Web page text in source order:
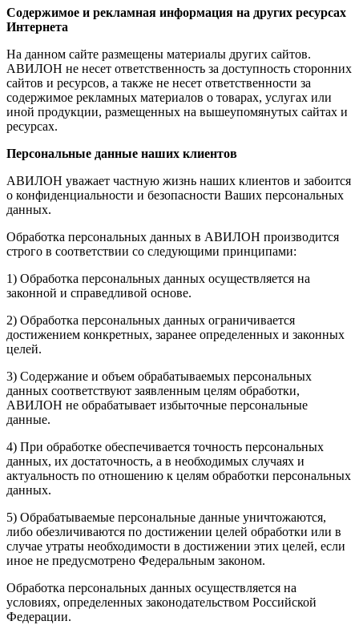
Содержимое и рекламная информация на других ресурсах
Интернета
На данном сайте размещены материалы других сайтов.
АВИЛОН не несет ответственность за доступность сторонних
сайтов и ресурсов, а также не несет ответственности за
содержимое рекламных материалов о товарах, услугах или
иной продукции, размещенных на вышеупомянутых сайтах и
ресурсах.
Персональные данные наших клиентов
АВИЛОН уважает частную жизнь наших клиентов и забоится
о конфиденциальности и безопасности Ваших персональных
данных.
Обработка персональных данных в АВИЛОН производится
строго в соответствии со следующими принципами:
1) Обработка персональных данных осуществляется на
законной и справедливой основе.
2) Обработка персональных данных ограничивается
достижением конкретных, заранее определенных и законных
целей.
3) Содержание и объем обрабатываемых персональных
данных соответствуют заявленным целям обработки,
АВИЛОН не обрабатывает избыточные персональные
данные.
4) При обработке обеспечивается точность персональных
данных, их достаточность, а в необходимых случаях и
актуальность по отношению к целям обработки персональных
данных.
5) Обрабатываемые персональные данные уничтожаются,
либо обезличиваются по достижении целей обработки или в
случае утраты необходимости в достижении этих целей, если
иное не предусмотрено Федеральным законом.
Обработка персональных данных осуществляется на
условиях, определенных законодательством Российской
Федерации.